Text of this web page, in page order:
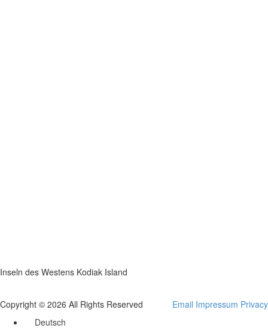
Inseln des Westens Kodiak Island
Copyright © 2026 All Rights Reserved Email Impressum Privacy
Deutsch